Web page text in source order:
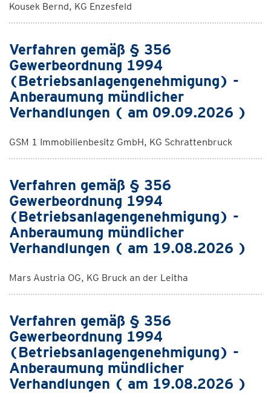
Kousek Bernd, KG Enzesfeld
Verfahren gemäß § 356
Gewerbeordnung 1994
(Betriebsanlagengenehmigung) -
Anberaumung mündlicher
Verhandlungen ( am 09.09.2026 )
GSM 1 Immobilienbesitz GmbH, KG Schrattenbruck
Verfahren gemäß § 356
Gewerbeordnung 1994
(Betriebsanlagengenehmigung) -
Anberaumung mündlicher
Verhandlungen ( am 19.08.2026 )
Mars Austria OG, KG Bruck an der Leitha
Verfahren gemäß § 356
Gewerbeordnung 1994
(Betriebsanlagengenehmigung) -
Anberaumung mündlicher
Verhandlungen ( am 19.08.2026 )